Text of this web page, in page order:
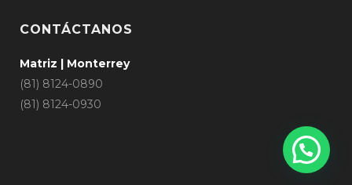
CONTÁCTANOS
Matriz | Monterrey
(81) 8124-0890
(81) 8124-0930